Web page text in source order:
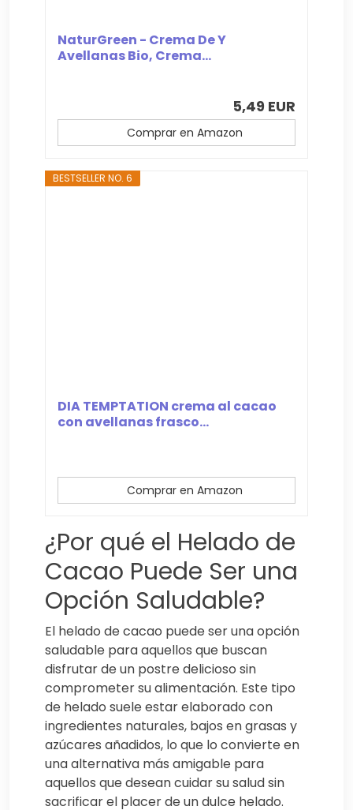
NaturGreen - Crema De Y
Avellanas Bio, Crema...
5,49 EUR
Comprar en Amazon
BESTSELLER NO. 6
DIA TEMPTATION crema al cacao
con avellanas frasco...
Comprar en Amazon
¿Por qué el Helado de
Cacao Puede Ser una
Opción Saludable?
El helado de cacao puede ser una opción
saludable para aquellos que buscan
disfrutar de un postre delicioso sin
comprometer su alimentación. Este tipo
de helado suele estar elaborado con
ingredientes naturales, bajos en grasas y
azúcares añadidos, lo que lo convierte en
una alternativa más amigable para
aquellos que desean cuidar su salud sin
sacrificar el placer de un dulce helado.